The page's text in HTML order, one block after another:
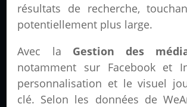
résultats de recherche,
potentiellement plus large.
Avec la Gestion des
notamment sur Facebook et
personnalisation et le visuel
clé. Selon les données de